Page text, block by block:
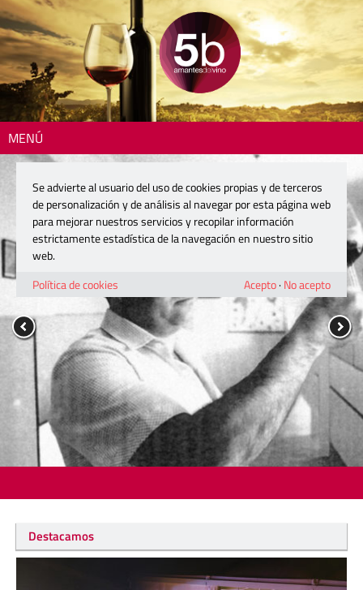
MENÚ
Destacamos
Se advierte al usuario del uso de cookies propias y de terceros
de personalización y de análisis al navegar por esta página web
para mejorar nuestros servicios y recopilar información
estrictamente estadística de la navegación en nuestro sitio
web.
Política de cookies
Acepto· No acepto